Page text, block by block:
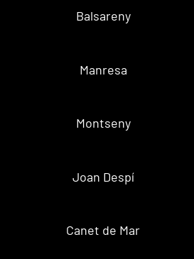
Balsareny
Manresa
Montseny
Joan Despí
Canet de Mar